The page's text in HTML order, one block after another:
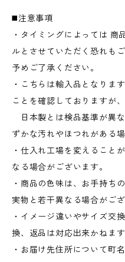
◼️注意事項
・タイミングによっては
ルとさせていただく恐れも
予めご了承ください。
・こちらは輸入品となりま
ことを確認しておりますが、
日本製とは検品基準が異
ずかな汚れやほつれがある
・仕入れ工場を変えること
なる場合がございます。
・商品の色味は、お手持ち
実物と若干異なる場合がござ
・イメージ違いやサイズ交
換、返品は対応出来かねます
・お届け先住所について町